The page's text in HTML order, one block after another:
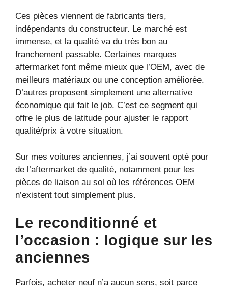
Ces pièces viennent de fabricants tiers,
indépendants du constructeur. Le marché est
immense, et la qualité va du très bon au
franchement passable. Certaines marques
aftermarket font même mieux que l’OEM, avec de
meilleurs matériaux ou une conception améliorée.
D’autres proposent simplement une alternative
économique qui fait le job. C’est ce segment qui
offre le plus de latitude pour ajuster le rapport
qualité/prix à votre situation.
Sur mes voitures anciennes, j’ai souvent opté pour
de l’aftermarket de qualité, notamment pour les
pièces de liaison au sol où les références OEM
n’existent tout simplement plus.
Le reconditionné et
l’occasion : logique sur les
anciennes
Parfois, acheter neuf n’a aucun sens, soit parce